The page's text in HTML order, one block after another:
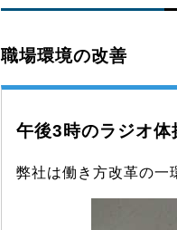
職場環境の改善
午後3時のラジオ体
弊社は働き方改革の一